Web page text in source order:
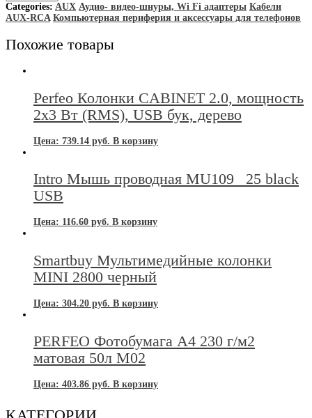
Categories: AUX Аудио- видео-шнуры, Wi Fi адаптеры Кабели
AUX-RCA Компьютерная периферия и аксессуары для телефонов
Похожие товары
Perfeo Колонки CABINET 2.0, мощность
2х3 Вт (RMS), USB бук, дерево
Цена: 739.14 руб. В корзину
Intro Мышь проводная MU109 _25 black
USB
Цена: 116.60 руб. В корзину
Smartbuy Мультимедийные колонки
MINI 2800 черный
Цена: 304.20 руб. В корзину
PERFEO Фотобумага А4 230 г/м2
матовая 50л M02
Цена: 403.86 руб. В корзину